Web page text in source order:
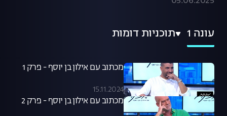
עונה 1 תוכניות דומות
מכתוב עם אילון בן יוסף - פרק 1
15.11.2024
מכתוב עם אילון בן יוסף - פרק 2